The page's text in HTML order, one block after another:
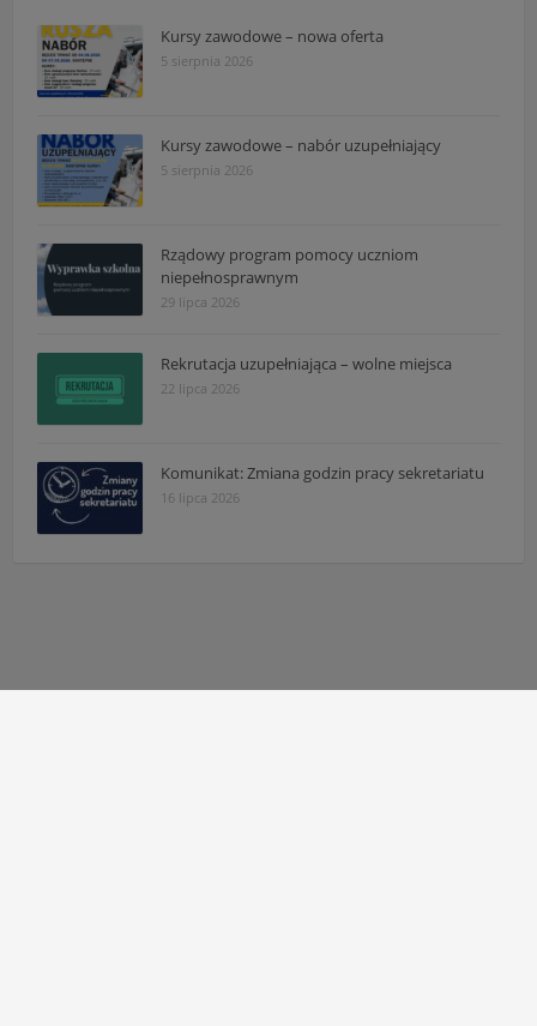
Kursy zawodowe – nowa oferta
5 sierpnia 2026
Kursy zawodowe – nabór uzupełniający
5 sierpnia 2026
Rządowy program pomocy uczniom
niepełnosprawnym
29 lipca 2026
Rekrutacja uzupełniająca – wolne miejsca
22 lipca 2026
Komunikat: Zmiana godzin pracy sekretariatu
16 lipca 2026